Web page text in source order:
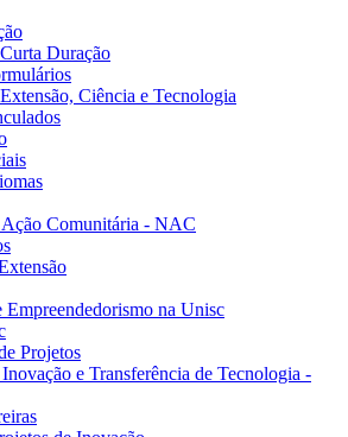
Duração
Ciência e Tecnologia
Comunitária - NAC
Empreendedorismo na Unisc
Projetos
e Transferência de Tecnologia -